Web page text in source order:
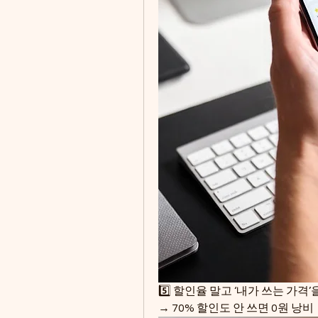
5️⃣ 할인율 말고 ‘내가 쓰는 가격’
→ 70% 할인도 안 쓰면 0원 낭비